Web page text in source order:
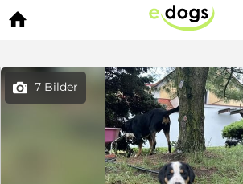

 7 Bilder